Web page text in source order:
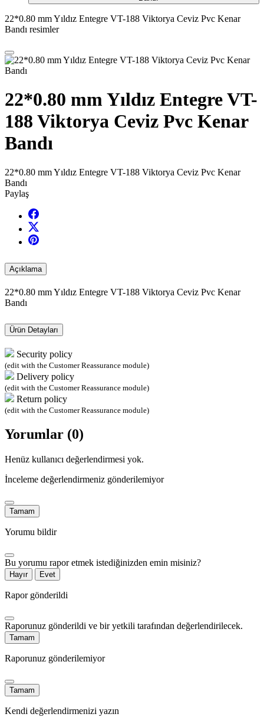
22*0.80 mm Yıldız Entegre VT-188 Viktorya Ceviz Pvc Kenar
Bandı resimler
22*0.80 mm Yıldız Entegre VT-
188 Viktorya Ceviz Pvc Kenar
Bandı
22*0.80 mm Yıldız Entegre VT-188 Viktorya Ceviz Pvc Kenar
Bandı
Paylaş
Açıklama
22*0.80 mm Yıldız Entegre VT-188 Viktorya Ceviz Pvc Kenar
Bandı
Ürün Detayları
Security policy
(edit with the Customer Reassurance module)
Delivery policy
(edit with the Customer Reassurance module)
Return policy
(edit with the Customer Reassurance module)
Yorumlar (0)
Henüz kullanıcı değerlendirmesi yok.
İnceleme değerlendirmeniz gönderilemiyor
Tamam
Yorumu bildir
Bu yorumu rapor etmek istediğinizden emin misiniz?
Hayır Evet
Rapor gönderildi
Raporunuz gönderildi ve bir yetkili tarafından değerlendirilecek.
Tamam
Raporunuz gönderilemiyor
Tamam
Kendi değerlendirmenizi yazın